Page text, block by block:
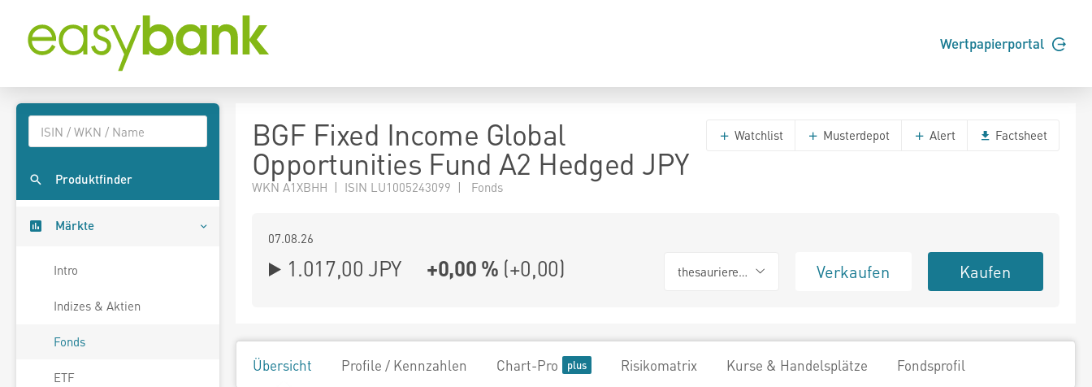
Wertpapierportal
Produktfinder
Märkte
Intro
Indizes & Aktien
Fonds
ETF
BGF Fixed Income Global
Opportunities Fund A2 Hedged JPY
WKN A1XBHH | ISIN LU1005243099 | Fonds
Watchlist Musterdepot Alert Factsheet
07.08.26
1.017,00 JPY +0,00 % (+0,00) thesaurierend Verkaufen Kaufen
Übersicht Profile / Kennzahlen Chart-Pro Risikomatrix Kurse & Handelsplätze Fondsprofil